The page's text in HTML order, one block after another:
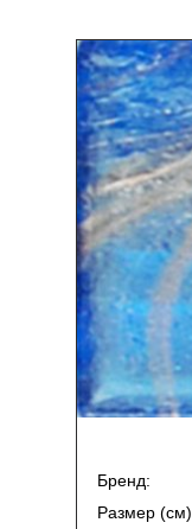
Бренд
Размер (см)